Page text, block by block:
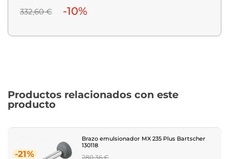
332,60 € -10%
Productos relacionados con este
producto
-21%
Brazo emulsionador MX 235 Plus Bartscher
130118
Regular
280,36 €